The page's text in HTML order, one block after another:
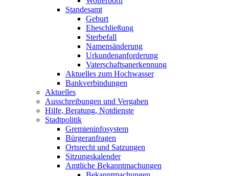
Standesamt
Geburt
Eheschließung
Sterbefall
Namensänderung
Urkundenanforderung
Vaterschaftsanerkennung
Aktuelles zum Hochwasser
Bankverbindungen
Aktuelles
Ausschreibungen und Vergaben
Hilfe, Beratung, Notdienste
Stadtpolitik
Gremieninfosystem
Bürgeranfragen
Ortsrecht und Satzungen
Sitzungskalender
Amtliche Bekanntmachungen